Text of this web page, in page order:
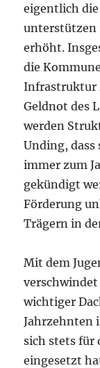
eigentlich
unterstützen
erhöht.
die
Infrastruktur
Geldnot des
werden
Unding, dass
immer zum
gekündigt
Förderung
Trägern in
Mit dem
wichtiger
Jahrzehnten
sich stets für
eingesetzt